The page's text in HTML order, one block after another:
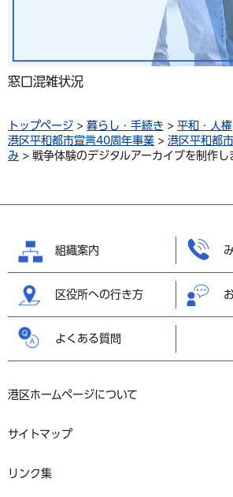
窓口混雑状況
トップページ > 暮らし・手続き > 平和・人権
港区平和都市宣言40周年事業 > 港区平和都
み > 戦争体験のデジタルアーカイブを制作し
組織案内
区役所への行き方
よくある質問
港区ホームページについて
サイトマップ
リンク集